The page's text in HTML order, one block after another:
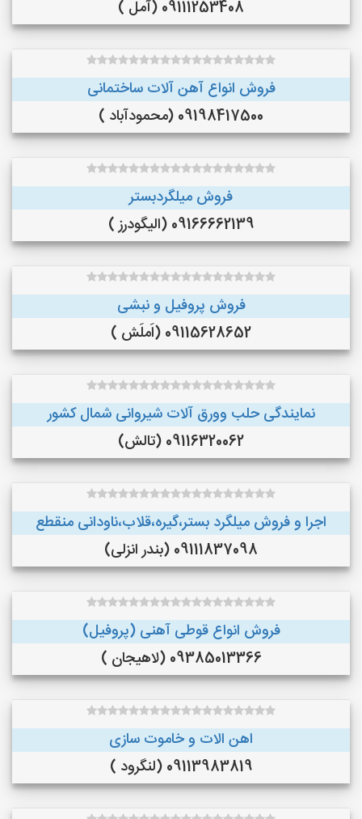
09111253408 (آمل )
فروش انواع آهن آلات ساختمانی
09198417500 (محمودآباد )
فروش میلگردبستر
09166662139 (الیگودرز )
فروش پروفیل و نبشی
09115628652 (اَملَش )
نمایندگی حلب وورق آلات شیروانی شمال کشور
09116320062 (تالش)
اجرا و فروش میلگرد بستر،گیره،قلاب،ناودانی منقطع
09111837098 (بندر انزلی)
فروش انواع قوطی آهنی (پروفیل)
09385013366 (لاهیجان )
اهن الات و خاموت سازی
09113983819 (لنگرود )